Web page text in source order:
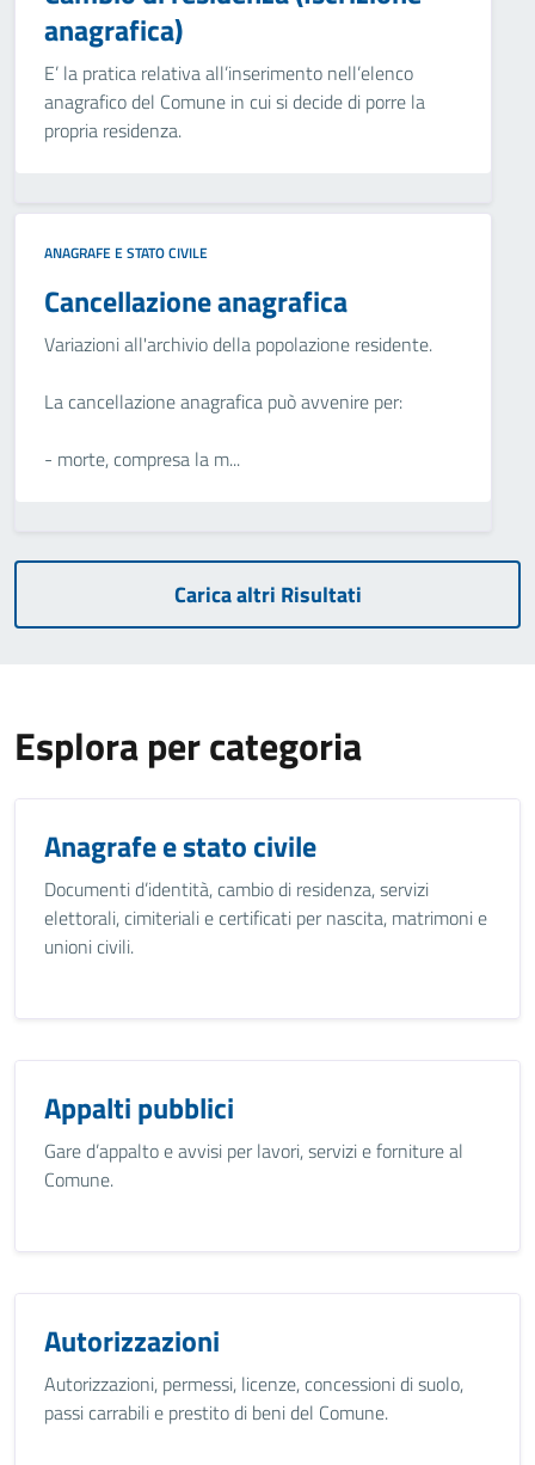
anagrafica)
E’ la pratica relativa all’inserimento nell’elenco
anagrafico del Comune in cui si decide di porre la
propria residenza.
ANAGRAFE E STATO CIVILE
Cancellazione anagrafica
Variazioni all'archivio della popolazione residente.
La cancellazione anagrafica può avvenire per:
- morte, compresa la m...
Carica altri Risultati
Esplora per categoria
Anagrafe e stato civile
Documenti d’identità, cambio di residenza, servizi
elettorali, cimiteriali e certificati per nascita, matrimoni e
unioni civili.
Appalti pubblici
Gare d’appalto e avvisi per lavori, servizi e forniture al
Comune.
Autorizzazioni
Autorizzazioni, permessi, licenze, concessioni di suolo,
passi carrabili e prestito di beni del Comune.